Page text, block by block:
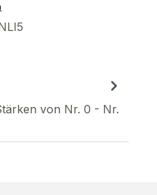
von Nr. 0 - Nr.